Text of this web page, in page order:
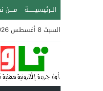
الــرئيسيـــــــة مــــن
السبت 8 أغسطس 2026 - 18:54 مساءً